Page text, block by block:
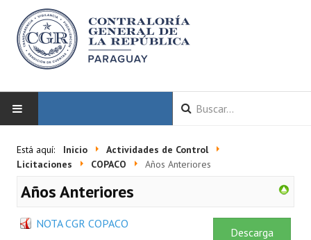
Está aquí: Inicio
Actividades de Control
Licitaciones
COPACO Años Anteriores
Años Anteriores
NOTA CGR COPACO
Descarga